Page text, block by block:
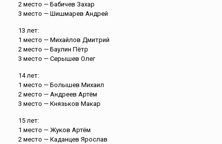
2 место — Бабичев Захар
3 место — Шишмарев Андрей
13 лет:
1 место — Михайлов Дмитрий
2 место — Баулин Пётр
3 место — Серышев Олег
14 лет:
1 место — Болышев Михаил
2 место — Андреев Артём
3 место — Князьков Макар
15 лет:
1 место — Жуков Артём
2 место — Каданцев Ярослав